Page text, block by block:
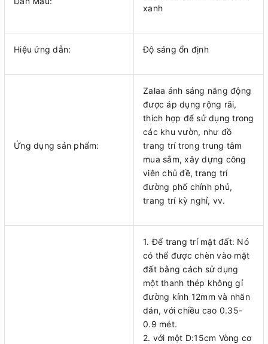
xanh
Hiệu ứng dẫn: Độ sáng ổn định
Ứng dụng sản phẩm:
Zalaa ánh sáng năng động
được áp dụng rộng rãi,
thích hợp để sử dụng trong
các khu vườn, như đồ
trang trí trong trung tâm
mua sắm, xây dựng công
viên chủ đề, trang trí
đường phố chính phủ,
trang trí kỳ nghỉ, vv.
1. Để trang trí mặt đất: Nó
có thể được chèn vào mặt
đất bằng cách sử dụng
một thanh thép không gỉ
đường kính 12mm và nhãn
dán, với chiều cao 0.35-
0.9 mét.
2. với một D:15cm Vòng cơ